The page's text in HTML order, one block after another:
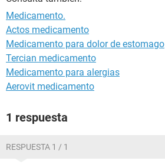
Medicamento.
Actos medicamento
Medicamento para dolor de estomago
Tercian medicamento
Medicamento para alergias
Aerovit medicamento
1 respuesta
RESPUESTA 1 / 1